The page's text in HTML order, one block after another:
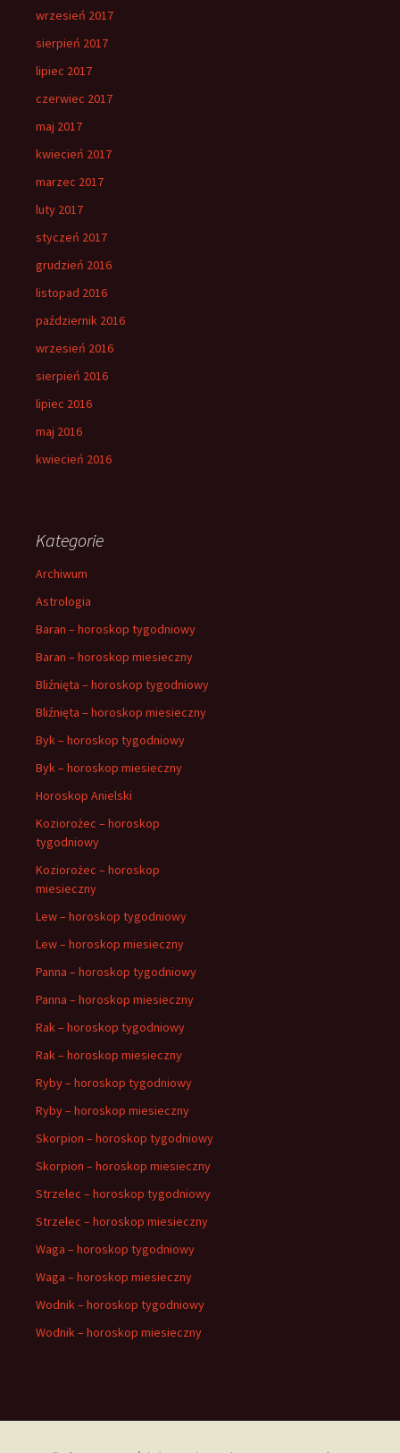
wrzesień 2017
sierpień 2017
lipiec 2017
czerwiec 2017
maj 2017
kwiecień 2017
marzec 2017
luty 2017
styczeń 2017
grudzień 2016
listopad 2016
październik 2016
wrzesień 2016
sierpień 2016
lipiec 2016
maj 2016
kwiecień 2016
Kategorie
Archiwum
Astrologia
Baran – horoskop tygodniowy
Baran – horoskop miesieczny
Bliźnięta – horoskop tygodniowy
Bliźnięta – horoskop miesieczny
Byk – horoskop tygodniowy
Byk – horoskop miesieczny
Horoskop Anielski
Koziorożec – horoskop
tygodniowy
Koziorożec – horoskop
miesieczny
Lew – horoskop tygodniowy
Lew – horoskop miesieczny
Panna – horoskop tygodniowy
Panna – horoskop miesieczny
Rak – horoskop tygodniowy
Rak – horoskop miesieczny
Ryby – horoskop tygodniowy
Ryby – horoskop miesieczny
Skorpion – horoskop tygodniowy
Skorpion – horoskop miesieczny
Strzelec – horoskop tygodniowy
Strzelec – horoskop miesieczny
Waga – horoskop tygodniowy
Waga – horoskop miesieczny
Wodnik – horoskop tygodniowy
Wodnik – horoskop miesieczny